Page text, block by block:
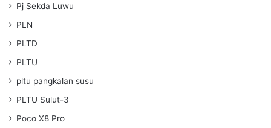
Pj Sekda Luwu
PLN
PLTD
PLTU
pltu pangkalan susu
PLTU Sulut-3
Poco X8 Pro